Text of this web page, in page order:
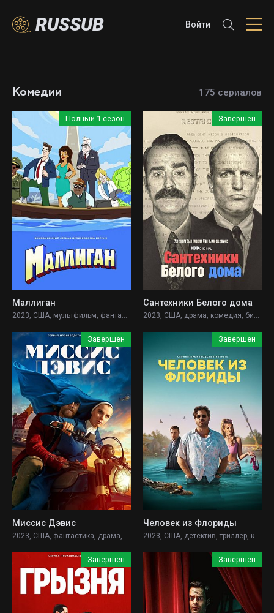
RUSSUB Войти
Комедии 175 сериалов
Полный 1 сезон
Маллиган
2023, США, мультфильм, фантастика, комедия,
Завершен
Сантехники Белого дома
2023, США, драма, комедия, биография, история,
Завершен
Миссис Дэвис
2023, США, фантастика, драма, комедия,
Завершен
Человек из Флориды
2023, США, детектив, триллер, комедия, криминал, драма,
Завершен Завершен